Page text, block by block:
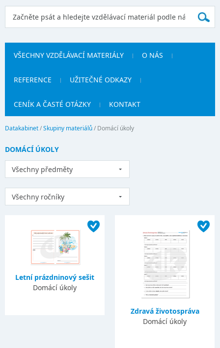
VŠECHNY VZDĚLÁVACÍ MATERIÁLY O NÁS
REFERENCE UŽITEČNÉ ODKAZY
CENÍK A ČASTÉ OTÁZKY KONTAKT
Datakabinet/Skupiny materiálů/ Domácí úkoly
DOMÁCÍ ÚKOLY
Všechny předměty
Všechny ročníky
Letní prázdninový sešit
Domácí úkoly
Zdravá životospráva
Domácí úkoly